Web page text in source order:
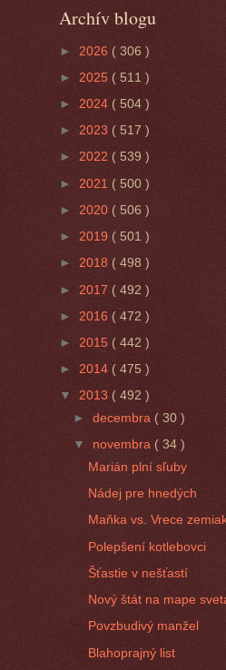
Archív blogu
► 2026 ( 306 )
► 2025 ( 511 )
► 2024 ( 504 )
► 2023 ( 517 )
► 2022 ( 539 )
► 2021 ( 500 )
► 2020 ( 506 )
► 2019 ( 501 )
► 2018 ( 498 )
► 2017 ( 492 )
► 2016 ( 472 )
► 2015 ( 442 )
► 2014 ( 475 )
▼ 2013 ( 492 )
►decembra ( 30 )
▼ novembra ( 34 )
Marián plní sľuby
Nádej pre hnedých
Maňka vs. Vrece
Polepšení kotlebovci
Šťastie v nešťastí
Nový štát na mape
Povzbudivý manžel
Blahoprajný list